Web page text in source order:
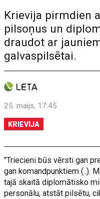
Krievija pirmdien
pilsoņus un
draudot ar
galvaspilsētai.
25. maijs, 17:45
KRIEVIJA
"Triecieni būs vērsti gan
gan komandpunktiem (..).
tajā skaitā diplomātisko
personālu, atstāt pilsētu,